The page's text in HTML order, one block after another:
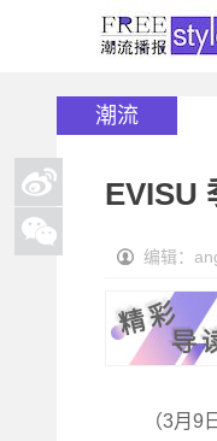
潮流
EVISU
编辑：
（3月9日